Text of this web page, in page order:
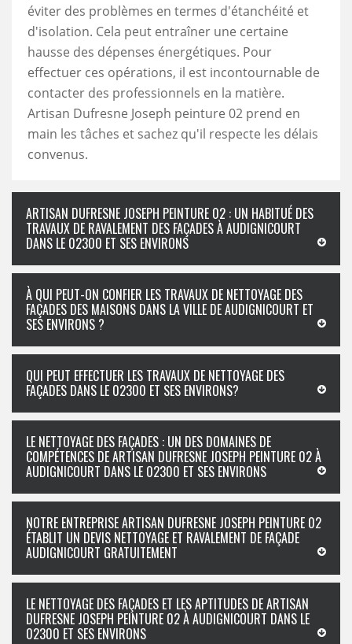
éviter des problèmes en termes d'étanchéité et
d'isolation. Cela peut entraîner une certaine
hausse des dépenses énergétiques. Pour
effectuer ces opérations, il est incontournable de
contacter des professionnels en la matière.
Artisan Dufresne Joseph peinture 02 prend en
main les tâches et sachez qu'il respecte les délais
convenus.
ARTISAN DUFRESNE JOSEPH PEINTURE 02 : UN HABITUÉ DES
TRAVAUX DE RAVALEMENT DES FAÇADES À AUDIGNICOURT
DANS LE 02300 ET SES ENVIRONS
À QUI PEUT-ON CONFIER LES TRAVAUX DE NETTOYAGE DES
FAÇADES DES MAISONS DANS LA VILLE DE AUDIGNICOURT ET
SES ENVIRONS ?
QUI PEUT EFFECTUER LES TRAVAUX DE NETTOYAGE DES
FAÇADES DANS LE 02300 ET SES ENVIRONS?
LE NETTOYAGE DES FAÇADES : UN DES DOMAINES DE
COMPÉTENCES DE ARTISAN DUFRESNE JOSEPH PEINTURE 02 À
AUDIGNICOURT DANS LE 02300 ET SES ENVIRONS
NOTRE ENTREPRISE ARTISAN DUFRESNE JOSEPH PEINTURE 02
ÉTABLIT UN DEVIS NETTOYAGE ET RAVALEMENT DE FAÇADE
AUDIGNICOURT GRATUITEMENT
LE NETTOYAGE DES FAÇADES ET LES APTITUDES DE ARTISAN
DUFRESNE JOSEPH PEINTURE 02 À AUDIGNICOURT DANS LE
02300 ET SES ENVIRONS